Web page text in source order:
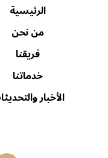
الرئيسية
من نحن
فريقنا
خدماتنا
الأخبار